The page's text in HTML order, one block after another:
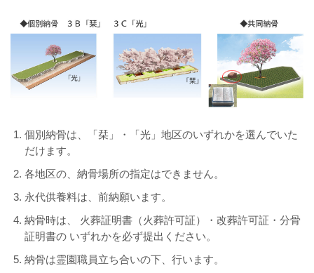
個別納骨は、「栞」・「光」地区のいずれかを選んでいた
だけます。
各地区の、納骨場所の指定はできません。
永代供養料は、前納願います。
納骨時は、 火葬証明書（火葬許可証）・改葬許可証・分骨
証明書の いずれかを必ず提出ください。
納骨は霊園職員立ち合いの下、行います。